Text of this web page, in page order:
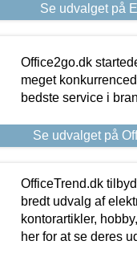
Se udvalget på
Office2go.dk
meget
bedste service i
Se udvalget på
OfficeTrend.dk
bredt udvalg af
kontorartikler,
her for at se deres